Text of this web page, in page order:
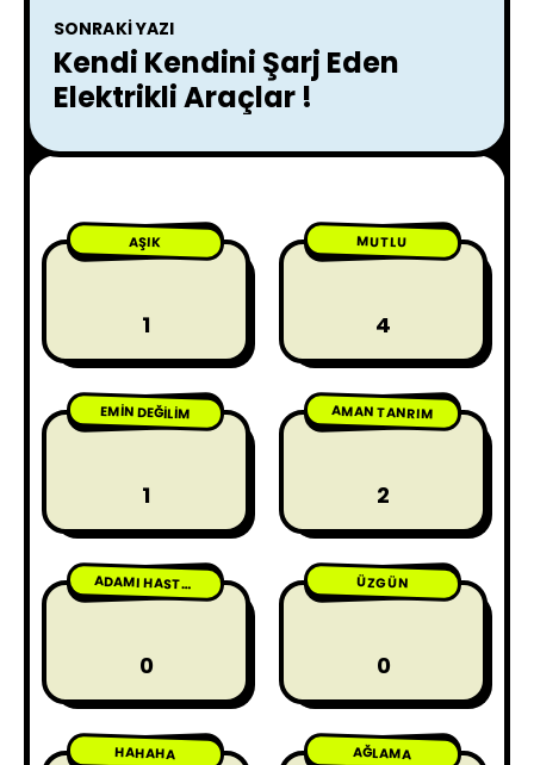
SONRAKI YAZI
Kendi Kendini Şarj Eden
Elektrikli Araçlar !
AŞIK
1
MUTLU
4
EMIN DEĞILIM
1
AMAN TANRIM
2
ADAMI HASTA ETME
0
ÜZGÜN
0
HAHAHA AĞLAMA